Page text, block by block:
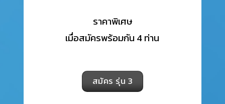
ราคาพิเศษ
เมื่อสมัครพร้อมกัน 4 ท่าน
สมัคร รุ่น 3